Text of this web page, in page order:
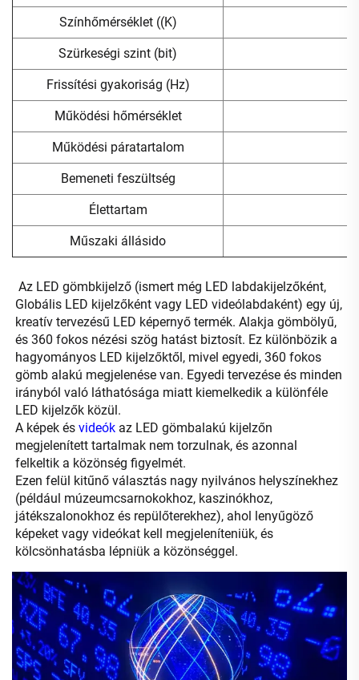
Színhőmérséklet ((K)
Szürkeségi szint (bit)
Frissítési gyakoriság (Hz)
Működési hőmérséklet
Működési páratartalom
Bemeneti feszültség
Élettartam
Műszaki állásido
Az LED gömbkijelző (ismert még LED labdakijelzőként,
Globális LED kijelzőként vagy LED videólabdaként) egy új,
kreatív tervezésű LED képernyő termék. Alakja gömbölyű,
és 360 fokos nézési szög hatást biztosít. Ez különbözik a
hagyományos LED kijelzőktől, mivel egyedi, 360 fokos
gömb alakú megjelenése van. Egyedi tervezése és minden
irányból való láthatósága miatt kiemelkedik a különféle
LED kijelzők közül.
A képek és videók az LED gömbalakú kijelzőn
megjelenített tartalmak nem torzulnak, és azonnal
felkeltik a közönség figyelmét.
Ezen felül kitűnő választás nagy nyilvános helyszínekhez
(például múzeumcsarnokokhoz, kaszinókhoz,
játékszalonokhoz és repülőterekhez), ahol lenyűgöző
képeket vagy videókat kell megjeleníteniük, és
kölcsönhatásba lépniük a közönséggel.